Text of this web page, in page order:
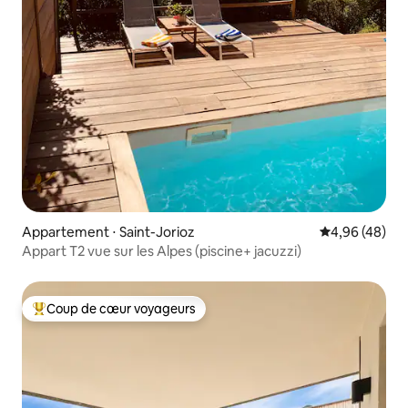
Appartement ⋅ Saint-Jorioz Évaluation
4,96 (48)
Appart T2 vue sur les Alpes (piscine+ jacuzzi)
Coups de cœur voyageurs les plus appréciés
Coup de cœur voyageurs